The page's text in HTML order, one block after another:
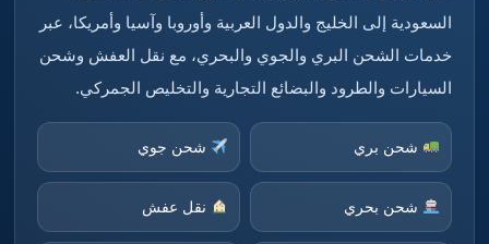
السعودية إلى الخليج والدول العربية وأوروبا وآسيا وأمريكا، عبر
خدمات الشحن البري والجوي والبحري، مع نقل العفش وشحن
السيارات والطرود والبضائع التجارية والتخليص الجمركي.
شحن بري شحن جوي
شحن بحري نقل عفش